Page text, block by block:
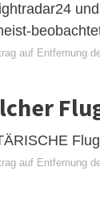
auf Entfernung
auf Entfernung